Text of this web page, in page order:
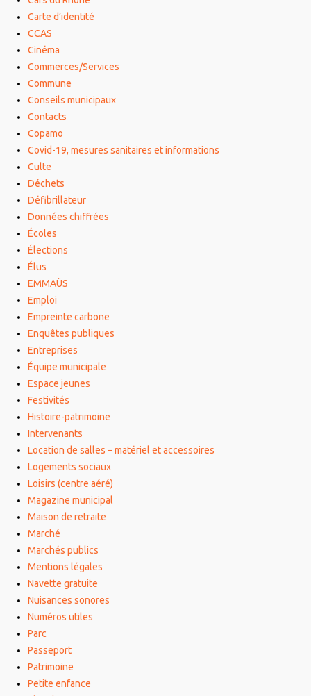
Carte d’identité
CCAS
Cinéma
Commerces/Services
Commune
Conseils municipaux
Contacts
Copamo
Covid-19, mesures sanitaires et informations
Culte
Déchets
Défibrillateur
Données chiffrées
Écoles
Élections
Élus
EMMAÜS
Emploi
Empreinte carbone
Enquêtes publiques
Entreprises
Équipe municipale
Espace jeunes
Festivités
Histoire-patrimoine
Intervenants
Location de salles – matériel et accessoires
Logements sociaux
Loisirs (centre aéré)
Magazine municipal
Maison de retraite
Marché
Marchés publics
Mentions légales
Navette gratuite
Nuisances sonores
Numéros utiles
Parc
Passeport
Patrimoine
Petite enfance